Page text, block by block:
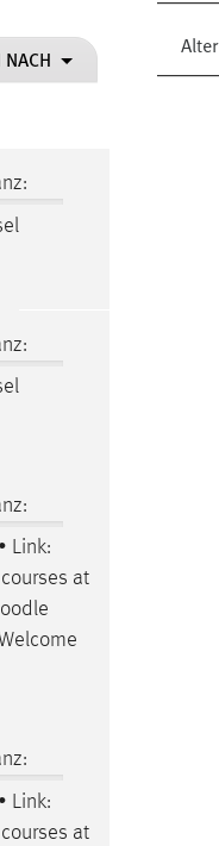
Alter
NACH
Link:
courses at
Link:
courses at